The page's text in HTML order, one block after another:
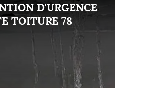
D'URGENCE
TOITURE 78